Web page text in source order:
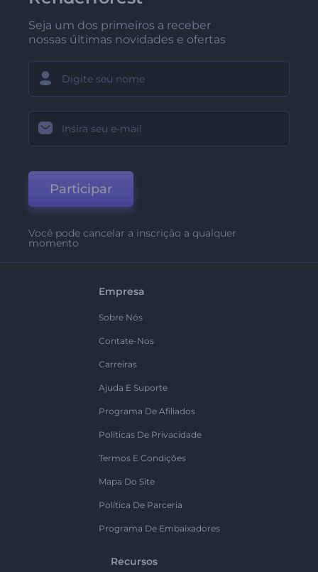
Seja um dos primeiros a receber
nossas últimas novidades e ofertas
Participar
Você pode cancelar a inscrição a qualquer
momento
Empresa
Sobre Nós
Contate-Nos
Carreiras
Ajuda E Suporte
Programa De Afiliados
Políticas De Privacidade
Termos E Condições
Mapa Do Site
Política De Parceria
Programa De Embaixadores
Recursos